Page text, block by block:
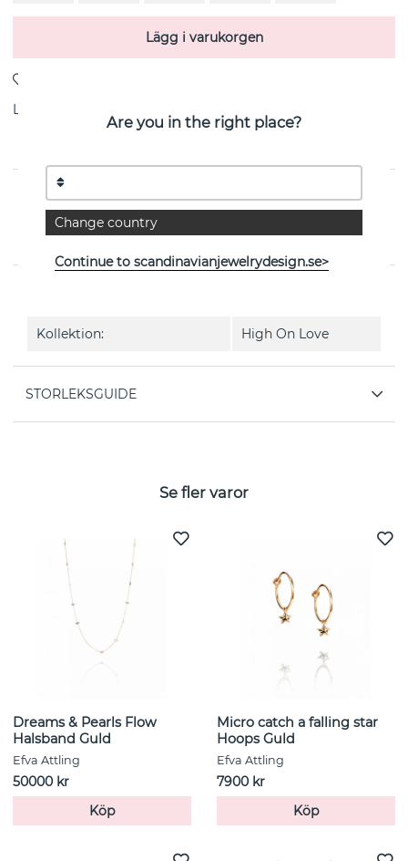
Lägg i varukorgen
Leverans:
PRODUKTBESKRIVNING
High On Love är en diamantring (1.0 ct) i 18k vitguld
Kollektion: High On Love
STORLEKSGUIDE
Se fler varor
Dreams & Pearls Flow
Halsband Guld
Efva Attling
50000 kr
Köp
Micro catch a falling star
Hoops Guld
Efva Attling
7900 kr
Köp
Are you in the right place?
Change country
Continue to scandinavianjewelrydesign.se>